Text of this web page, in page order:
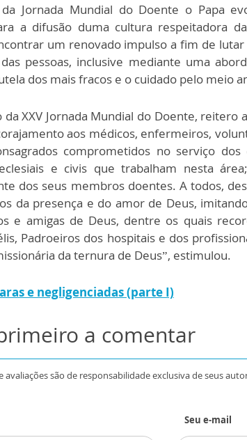
da Jornada Mundial do Doente o Papa
a difusão duma cultura respeitadora
um renovado impulso a fim de
pessoas, inclusive mediante uma
dos mais fracos e o cuidado pelo meio
da XXV Jornada Mundial do Doente,
aos médicos, enfermeiros,
comprometidos no serviço
e civis que trabalham nesta
dos seus membros doentes. A todos,
da presença e do amor de Deus,
e amigas de Deus, dentre os quais
Padroeiros dos hospitais e dos
da ternura de Deus”, estimulou.
e negligenciadas (parte I)
a comentar
avaliações são de responsabilidade exclusiva de seus
Seu e-mail